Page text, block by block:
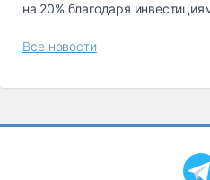
на 20% благодаря
Все новости